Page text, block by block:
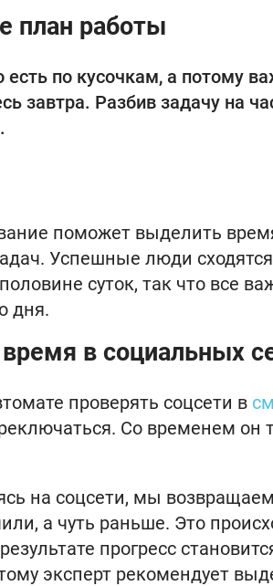
план работы
по кусочкам, а потому
завтра. Разбив задачу на
поможет выделить
Успешные люди
суток, так что все
дня.
время в социальных
проверять соцсети в
Со временем он
на соцсети, мы
а чуть раньше. Это
прогресс
эксперт рекомендует